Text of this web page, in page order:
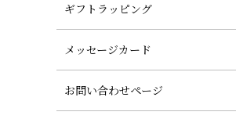
ギフトラッピング
メッセージカード
お問い合わせページ